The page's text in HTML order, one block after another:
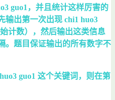
guo1，并且统计这样厉害的
输出第一次出现 chi1 huo3
计数），然后输出这类信息
。题目保证输出的所有数字不
guo1 这个关键词，则在第